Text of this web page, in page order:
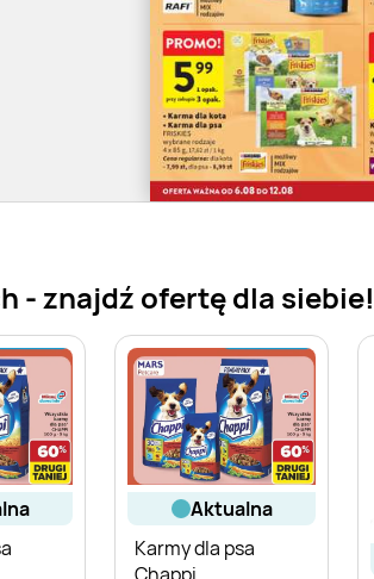
- znajdź ofertę dla siebie!
aktualna
Karmy dla psa